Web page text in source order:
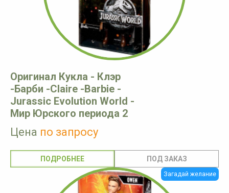
Оригинал Кукла - Клэр
-Барби -Claire -Barbie -
Jurassic Evolution World -
Мир Юрского периода 2
Цена по запросу
ПОДРОБНЕЕ
Загадай желание